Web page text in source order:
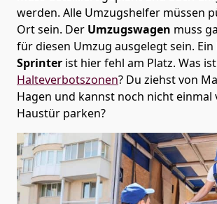
werden. Alle Umzugshelfer müssen
Ort sein. Der Umzugswagen muss
für diesen Umzug ausgelegt sein. Ein
Sprinter ist hier fehl am Platz. Was
Halteverbotszonen? Du ziehst von
Hagen und kannst noch nicht einmal
Haustür parken?